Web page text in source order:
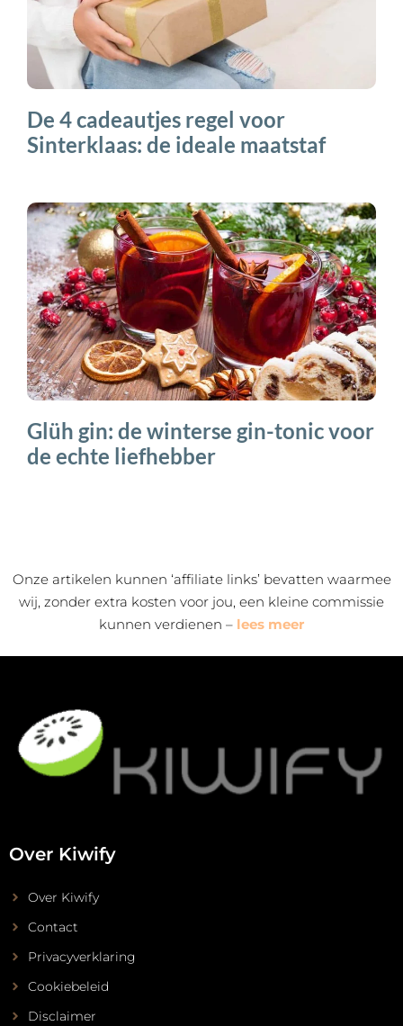
De 4 cadeautjes regel voor
Sinterklaas: de ideale maatstaf
Glüh gin: de winterse gin-tonic voor
de echte liefhebber
Onze artikelen kunnen ‘affiliate links’ bevatten waarmee
wij, zonder extra kosten voor jou, een kleine commissie
kunnen verdienen – lees meer
Over Kiwify
Over Kiwify
Contact
Privacyverklaring
Cookiebeleid
Disclaimer